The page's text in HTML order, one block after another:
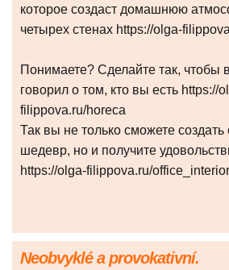
которое создаст домашнюю
четырех стенах https://olga-
Понимаете? Сделайте так, чтобы
говорил о том, кто вы есть https://
filippova.ru/horeca
Так вы не только сможете
шедевр, но и получите
https://olga-filippova.ru/office_interior
Neobvyklé a provokativní.